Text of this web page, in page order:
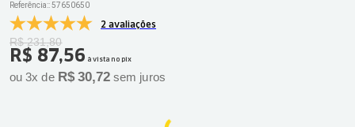
Referência::57650650
2 avaliações
R$ 231,80
R$ 87,56 à vista no pix
ou3x de R$ 30,72 sem juros